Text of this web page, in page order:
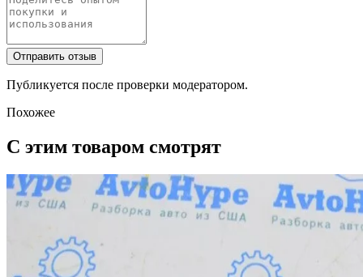
Отправить отзыв
Публикуется после проверки модератором.
Похожее
С этим товаром смотрят